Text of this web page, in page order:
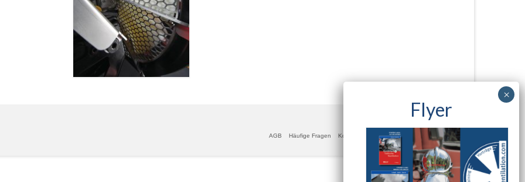
AGB Häufige Fragen Kontakt Datenschutzerklärung Impressum
Flyer